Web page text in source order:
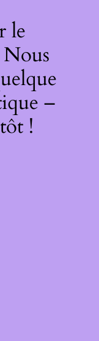
le
–
!